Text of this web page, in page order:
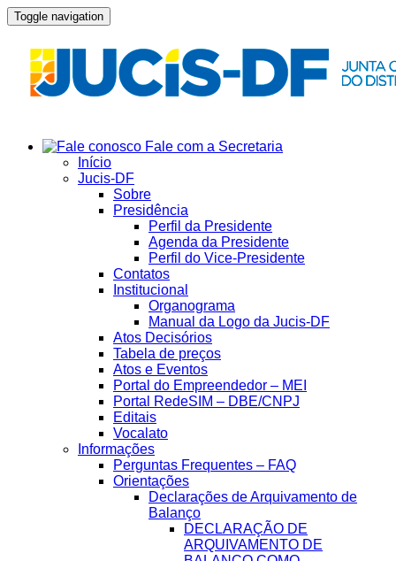
Toggle navigation
Fale com a Secretaria
Início
Jucis-DF
Sobre
Presidência
Perfil da Presidente
Agenda da Presidente
Perfil do Vice-Presidente
Contatos
Institucional
Organograma
Manual da Logo da Jucis-DF
Atos Decisórios
Tabela de preços
Atos e Eventos
Portal do Empreendedor – MEI
Portal RedeSIM – DBE/CNPJ
Editais
Vocalato
Informações
Perguntas Frequentes – FAQ
Orientações
Declarações de Arquivamento de
Balanço
DECLARAÇÃO DE
ARQUIVAMENTO DE